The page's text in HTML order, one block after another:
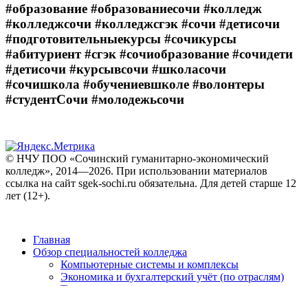
#образование #образованиесочи #колледж
#колледжсочи #колледжсгэк #сочи #детисочи
#подготовительныекурсы #сочикурсы
#абитуриент #сгэк #сочиобразование #сочидети
#детисочи #курсывсочи #школасочи
#сочишкола #обучениевшколе #волонтеры
#студентСочи #молодежьсочи
© НЧУ ПОО «Сочинский гуманитарно-экономический
колледж», 2014—2026. При использовании материалов
ссылка на сайт sgek-sochi.ru обязательна. Для детей старше 12
лет (12+).
Главная
Обзор специальностей колледжа
Компьютерные системы и комплексы
Экономика и бухгалтерский учёт (по отраслям)